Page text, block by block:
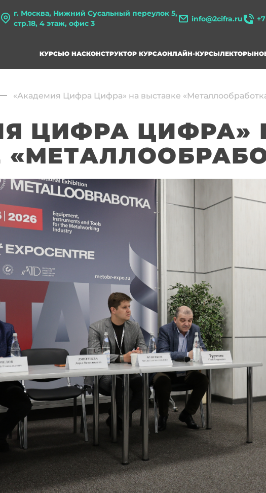
г. Москва, Нижний Сусальный переулок 5,
стр.18, 4 этаж, офис 3
info@2cifra.ru
КУРСЫО НАСКОНСТРУКТОР КУРСАОНЛАЙН-КУРСЫЛЕКТОРЫ
«Академия Цифра Цифра» на выставке
ЦИФРА ЦИФРА»